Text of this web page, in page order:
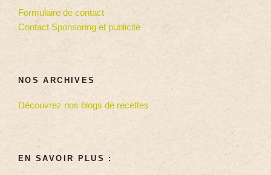
Formulaire de contact
Contact Sponsoring et publicité
NOS ARCHIVES
Découvrez nos blogs de recettes
EN SAVOIR PLUS :